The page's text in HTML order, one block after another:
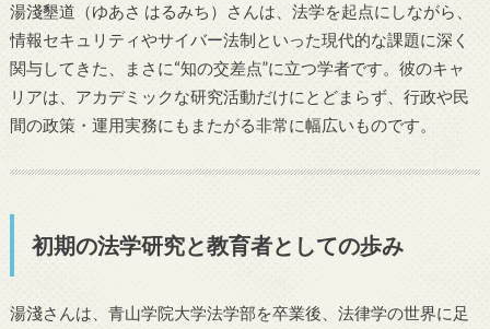
湯淺墾道（ゆあさ はるみち）さんは、法学を起点にしながら、
情報セキュリティやサイバー法制といった現代的な課題に深く
関与してきた、まさに“知の交差点”に立つ学者です。彼のキャ
リアは、アカデミックな研究活動だけにとどまらず、行政や民
間の政策・運用実務にもまたがる非常に幅広いものです。
初期の法学研究と教育者としての歩み
湯淺さんは、青山学院大学法学部を卒業後、法律学の世界に足